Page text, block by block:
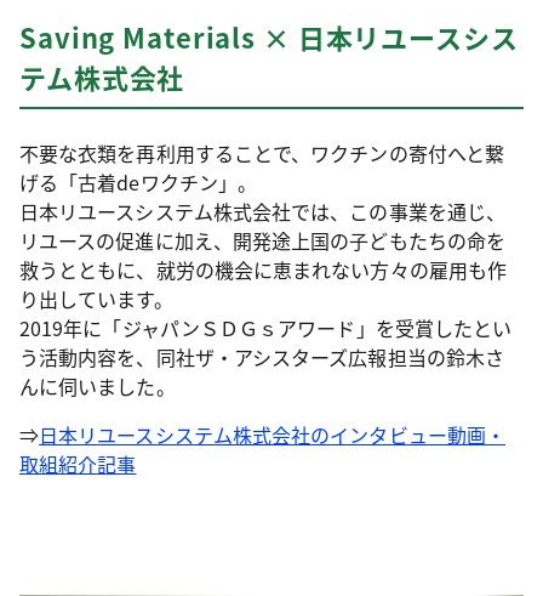
Saving Materials × 日本リユースシス
テム株式会社
不要な衣類を再利用することで、ワクチンの寄付へと繋
げる「古着deワクチン」。
日本リユースシステム株式会社では、この事業を通じ、
リユースの促進に加え、開発途上国の子どもたちの命を
救うとともに、就労の機会に恵まれない方々の雇用も作
り出しています。
2019年に「ジャパンＳＤＧｓアワード」を受賞したとい
う活動内容を、同社ザ・アシスターズ広報担当の鈴木さ
んに伺いました。
⇒日本リユースシステム株式会社のインタビュー動画・
取組紹介記事